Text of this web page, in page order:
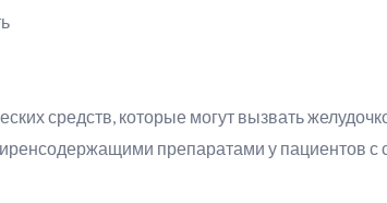
средств, которые могут вызвать
препаратами у пациентов